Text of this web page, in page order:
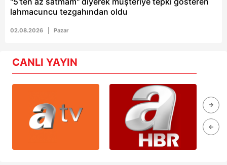
lahmacuncu tezgahından oldu
02.08.2026 Pazar
CANLI YAYIN